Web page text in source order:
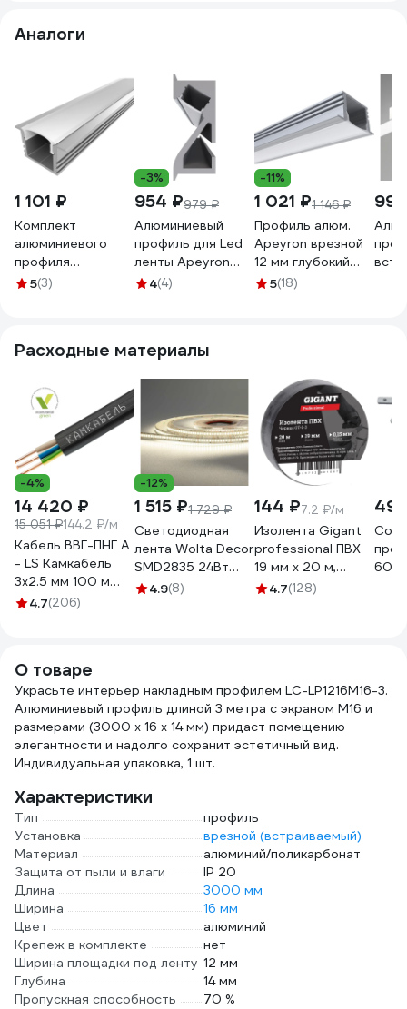
Аналоги
1 101 ₽
Комплект
алюминиевого
профиля
LEDCRAFT с
1627000014
5(3)
-3%
954 ₽979 ₽
Алюминиевый
профиль для Led
ленты Apeyron
встраиваемый,
4(4)
-11%
1 021 ₽1 146 ₽
Профиль алюм.
Apeyron врезной
12 мм глубокий
для светодиодной
5(18)
Расходные материалы
-4%
14 420 ₽
15 051 ₽144.2 ₽/м
Кабель ВВГ-ПНГ А
- LS Камкабель
3x2.5 мм 100 м
ГОСТ
4.7(206)
-12%
1 515 ₽1 729 ₽
Светодиодная
лента Wolta Decor
SMD2835 24Вт
4000К 24В IP20
4.9(8)
144 ₽7.2 ₽/м
Изолента Gigant
professional ПВХ
19 мм х 20 м,
черная GT-0-3
4.7(128)
О товаре
Украсьте интерьер накладным профилем LC-LP1216M16-3.
Алюминиевый профиль длиной 3 метра с экраном M16 и
размерами (3000 x 16 x 14 мм) придаст помещению
элегантности и надолго сохранит эстетичный вид.
Индивидуальная упаковка, 1 шт.
Характеристики
Тип
профиль
Установка
врезной (встраиваемый)
Материал
алюминий/поликарбонат
Защита от пыли и влаги
IP 20
Длина
3000 мм
Ширина
16 мм
Цвет
алюминий
Крепеж в комплекте
нет
Ширина площадки под ленту 12 мм
Глубина
14 мм
Пропускная способность
70 %